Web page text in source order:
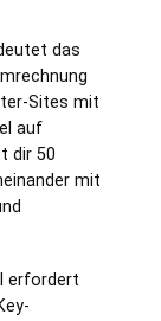
das
Sites mit
auf
dir 50
mit
erfordert